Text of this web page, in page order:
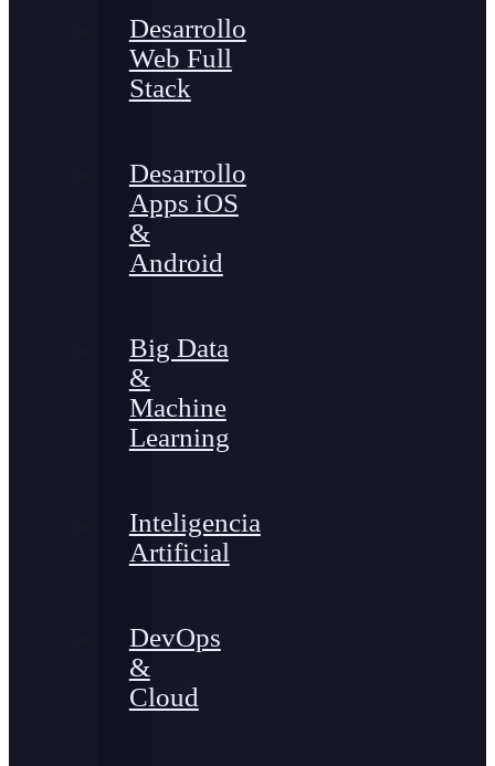
Desarrollo
Web Full
Stack
Desarrollo
Apps iOS
&
Android
Big Data
&
Machine
Learning
Inteligencia
Artificial
DevOps
&
Cloud